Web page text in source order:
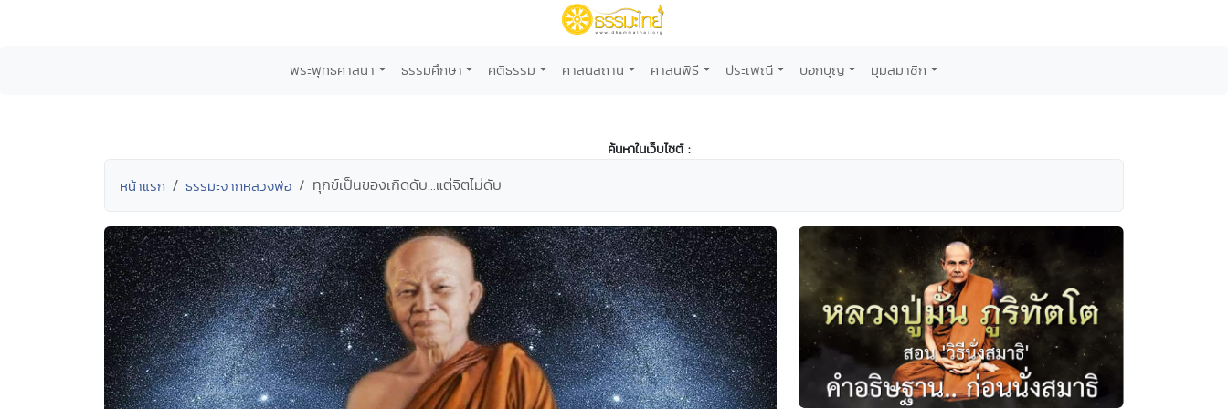
พระพุทธศาสนา ธรรมศึกษา คติธรรม ศาสนสถาน ศาสนพิธี ประเพณี บอกบุญ มุมสมาชิก
ค้นหาในเว็บไซต์ :
หน้าแรก ธรรมะจากหลวงพ่อ ทุกข์เป็นของเกิดดับ...แต่จิตไม่ดับ